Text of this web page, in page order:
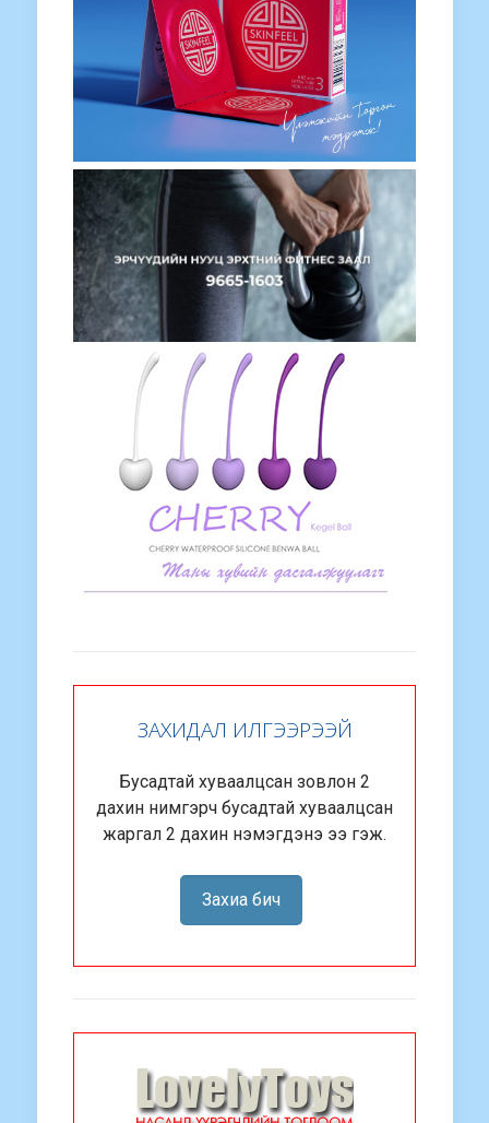
ЗАХИДАЛ ИЛГЭЭРЭЭЙ
Бусадтай хуваалцсан зовлон 2
дахин нимгэрч бусадтай хуваалцсан
жаргал 2 дахин нэмэгдэнэ ээ гэж.
Захиа бич